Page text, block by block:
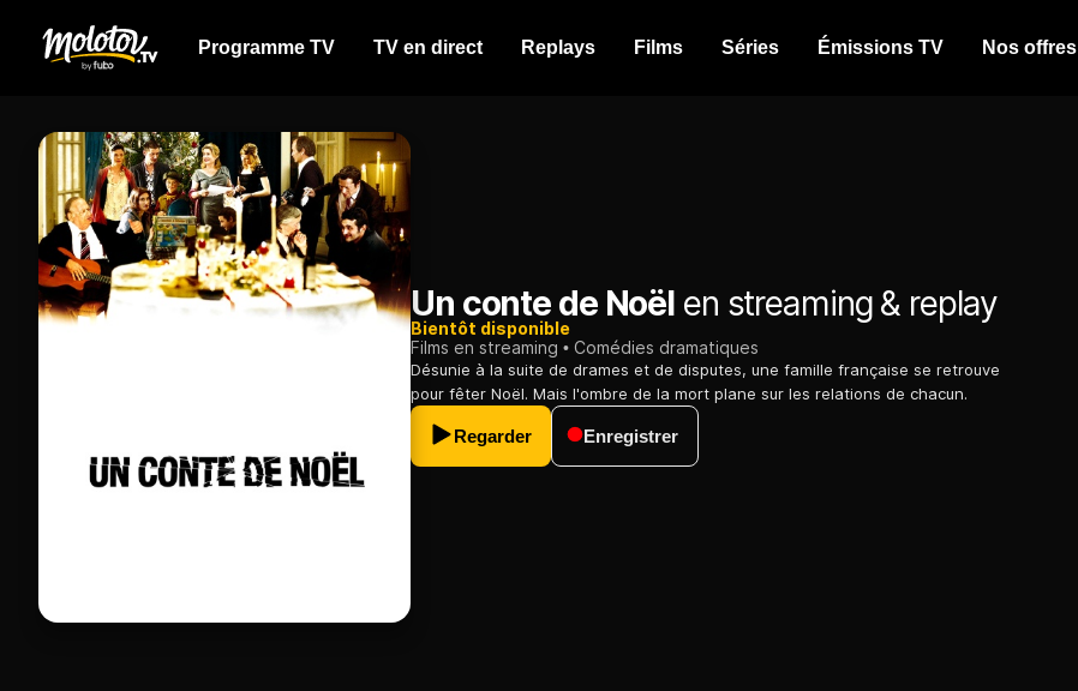
Programme TV TV en direct Replays Films Séries Émissions TV Nos offres
Un conte de Noël en streaming & replay
Bientôt disponible
Films en streaming
Comédies dramatiques
Désunie à la suite de drames et de disputes, une famille française se retrouve
pour fêter Noël. Mais l'ombre de la mort plane sur les relations de chacun.
Regarder Enregistrer